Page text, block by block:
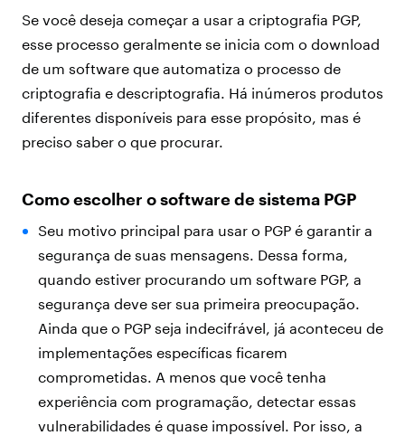
Se você deseja começar a usar a criptografia PGP,
esse processo geralmente se inicia com o download
de um software que automatiza o processo de
criptografia e descriptografia. Há inúmeros produtos
diferentes disponíveis para esse propósito, mas é
preciso saber o que procurar.
Como escolher o software de sistema PGP
Seu motivo principal para usar o PGP é garantir a
segurança de suas mensagens. Dessa forma,
quando estiver procurando um software PGP, a
segurança deve ser sua primeira preocupação.
Ainda que o PGP seja indecifrável, já aconteceu de
implementações específicas ficarem
comprometidas. A menos que você tenha
experiência com programação, detectar essas
vulnerabilidades é quase impossível. Por isso, a